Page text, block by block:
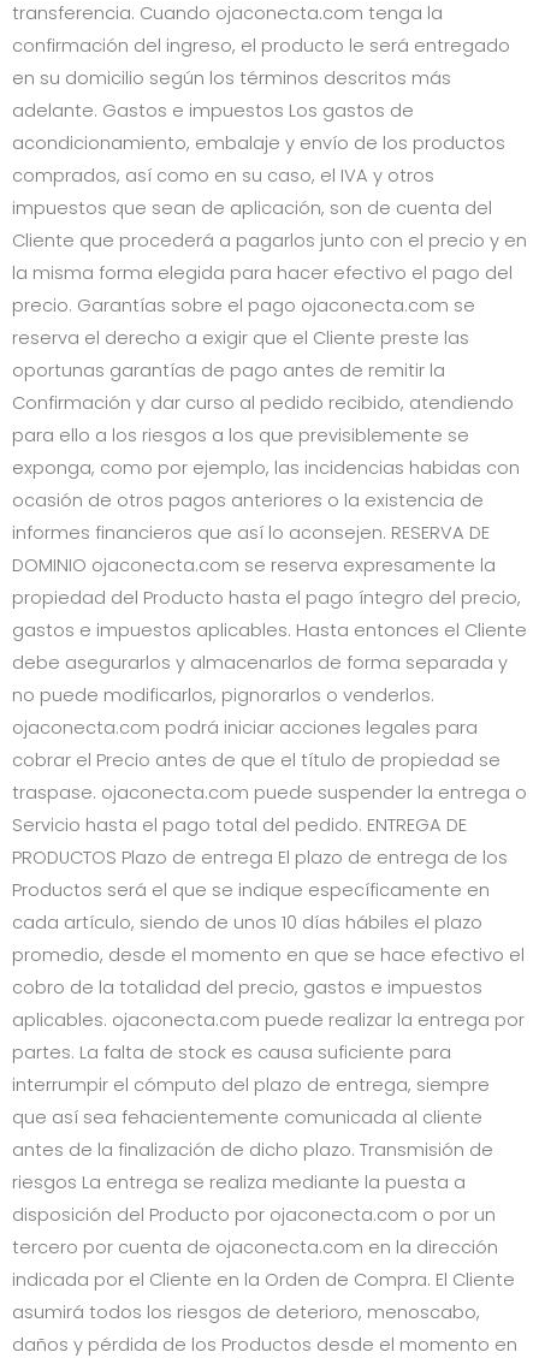
transferencia. Cuando ojaconecta.com tenga la
confirmación del ingreso, el producto le será entregado
en su domicilio según los términos descritos más
adelante. Gastos e impuestos Los gastos de
acondicionamiento, embalaje y envío de los productos
comprados, así como en su caso, el IVA y otros
impuestos que sean de aplicación, son de cuenta del
Cliente que procederá a pagarlos junto con el precio y en
la misma forma elegida para hacer efectivo el pago del
precio. Garantías sobre el pago ojaconecta.com se
reserva el derecho a exigir que el Cliente preste las
oportunas garantías de pago antes de remitir la
Confirmación y dar curso al pedido recibido, atendiendo
para ello a los riesgos a los que previsiblemente se
exponga, como por ejemplo, las incidencias habidas con
ocasión de otros pagos anteriores o la existencia de
informes financieros que así lo aconsejen. RESERVA DE
DOMINIO ojaconecta.com se reserva expresamente la
propiedad del Producto hasta el pago íntegro del precio,
gastos e impuestos aplicables. Hasta entonces el Cliente
debe asegurarlos y almacenarlos de forma separada y
no puede modificarlos, pignorarlos o venderlos.
ojaconecta.com podrá iniciar acciones legales para
cobrar el Precio antes de que el título de propiedad se
traspase. ojaconecta.com puede suspender la entrega o
Servicio hasta el pago total del pedido. ENTREGA DE
PRODUCTOS Plazo de entrega El plazo de entrega de los
Productos será el que se indique específicamente en
cada artículo, siendo de unos 10 días hábiles el plazo
promedio, desde el momento en que se hace efectivo el
cobro de la totalidad del precio, gastos e impuestos
aplicables. ojaconecta.com puede realizar la entrega por
partes. La falta de stock es causa suficiente para
interrumpir el cómputo del plazo de entrega, siempre
que así sea fehacientemente comunicada al cliente
antes de la finalización de dicho plazo. Transmisión de
riesgos La entrega se realiza mediante la puesta a
disposición del Producto por ojaconecta.com o por un
tercero por cuenta de ojaconecta.com en la dirección
indicada por el Cliente en la Orden de Compra. El Cliente
asumirá todos los riesgos de deterioro, menoscabo,
daños y pérdida de los Productos desde el momento en